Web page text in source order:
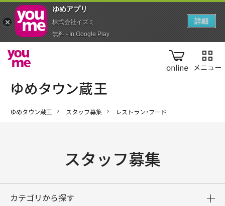
online
ゆめタウン蔵王 スタッフ募集 レストラン・フード
スタッフ募集
カテゴリから探す
ゆめアプ‪リ‬
株式会社イズミ
無料 - In Google Play
詳細